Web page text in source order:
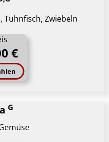
Tuhnfisch, Zwiebeln
€
G